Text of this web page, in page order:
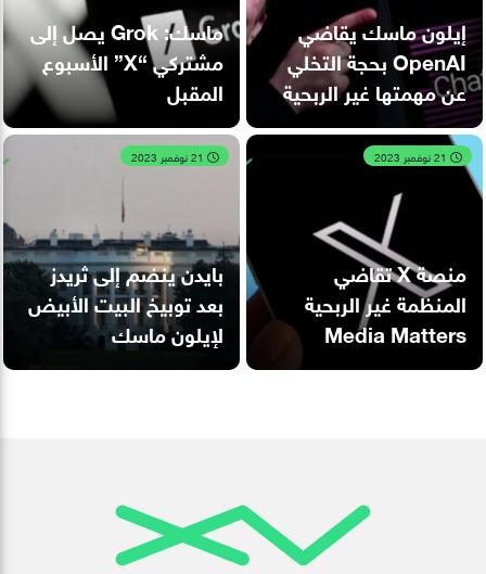
إيلون ماسك يقاضي
OpenAI بحجة التخلي
عن مهمتها غير الربحية
ماسك: Grok يصل إلى
مشتركي “X” الأسبوع
المقبل
منصة X تقاضي
المنظمة غير الربحية
Media Matters
بايدن ينضم إلى ثريدز
بعد توبيخ البيت الأبيض
لإيلون ماسك